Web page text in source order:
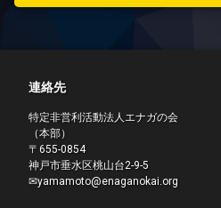
連絡先
特定非営利活動法人エナガの会
（本部）
〒655-0854
神戸市垂水区桃山台2-9-5
✉yamamoto@enaganokai.org